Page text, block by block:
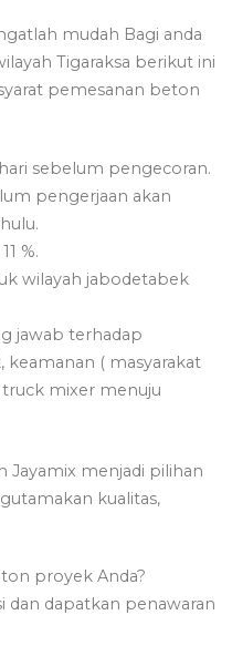
mudah Bagi anda
Tigaraksa berikut ini
pemesanan beton
sebelum pengecoran.
pengerjaan akan
%.
wilayah jabodetabek
jawab terhadap
keamanan ( masyarakat
truck mixer menuju
Jayamix menjadi pilihan
kualitas,
proyek Anda?
dan dapatkan penawaran